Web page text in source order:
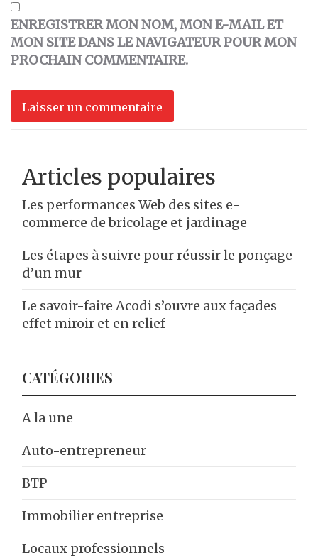
ENREGISTRER MON NOM, MON E-MAIL ET
MON SITE DANS LE NAVIGATEUR POUR MON
PROCHAIN COMMENTAIRE.
Articles populaires
Les performances Web des sites e-
commerce de bricolage et jardinage
Les étapes à suivre pour réussir le ponçage
d’un mur
Le savoir-faire Acodi s’ouvre aux façades
effet miroir et en relief
CATÉGORIES
A la une
Auto-entrepreneur
BTP
Immobilier entreprise
Locaux professionnels